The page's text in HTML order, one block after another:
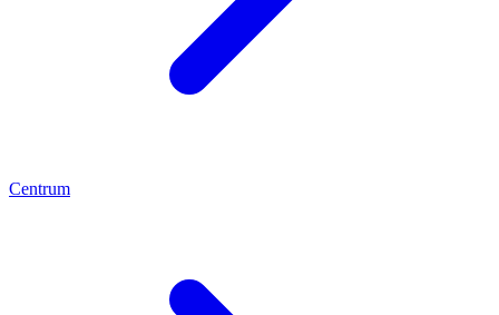
Centrum